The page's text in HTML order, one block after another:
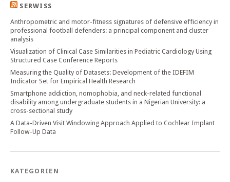
SERWISS
Anthropometric and motor-fitness signatures of defensive efficiency in
professional football defenders: a principal component and cluster
analysis
Visualization of Clinical Case Similarities in Pediatric Cardiology Using
Structured Case Conference Reports
Measuring the Quality of Datasets: Development of the IDEFIM
Indicator Set for Empirical Health Research
Smartphone addiction, nomophobia, and neck-related functional
disability among undergraduate students in a Nigerian University: a
cross-sectional study
A Data-Driven Visit Windowing Approach Applied to Cochlear Implant
Follow-Up Data
KATEGORIEN